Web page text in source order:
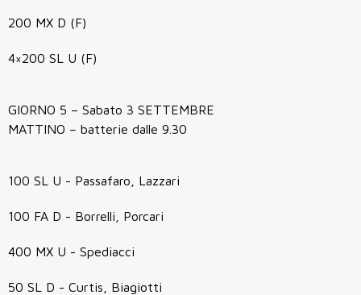
200 MX D (F)
4×200 SL U (F)
GIORNO 5 – Sabato 3 SETTEMBRE
MATTINO – batterie dalle 9.30
100 SL U - Passafaro, Lazzari
100 FA D - Borrelli, Porcari
400 MX U - Spediacci
50 SL D - Curtis, Biagiotti